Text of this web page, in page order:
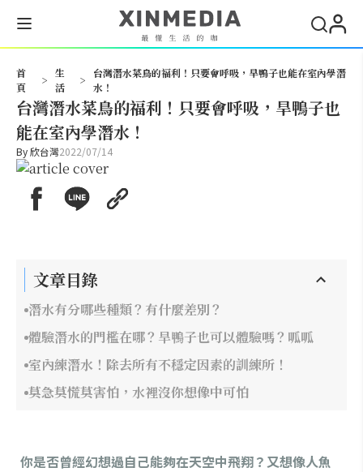
首
頁
>
生
活
>
台灣潛水菜鳥的福利！只要會呼吸，旱鴨子也能在室內學潛
水！
台灣潛水菜鳥的福利！只要會呼吸，旱鴨子也
能在室內學潛水！
By欣台灣2022/07/14
文章目錄
潛水有分哪些種類？有什麼差別？
體驗潛水的門檻在哪？旱鴨子也可以體驗嗎？呱呱
室內練潛水！除去所有不穩定因素的訓練所！
莫急莫慌莫害怕，水裡沒你想像中可怕
你是否曾經幻想過自己能夠在天空中飛翔？又想像人魚